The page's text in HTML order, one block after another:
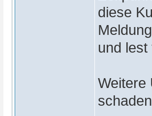
diese
und
Weitere